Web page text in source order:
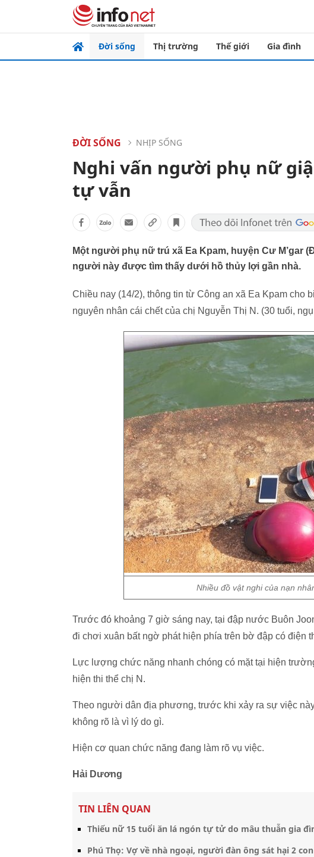
Đời sống Thị trường Thế giới Gia đình
ĐỜI SỐNG NHỊP SỐNG
Nghi vấn người phụ nữ
tự vẫn
Một người phụ nữ trú xã Ea Kpam, huyện Cư M’gar
người này được tìm thấy dưới hồ thủy lợi gần nhà.
Chiều nay (14/2), thông tin từ Công an xã Ea Kpam cho
nguyên nhân cái chết của chị Nguyễn Thị N. (30 tuổi,
Nhiều đồ vật nghi của nạn
Trước đó khoảng 7 giờ sáng nay, tại đập nước Buôn
đi chơi xuân bất ngờ phát hiện phía trên bờ đập có điện
Lực lượng chức năng nhanh chóng có mặt tại hiện
hiện thi thể chị N.
Theo người dân địa phương, trước khi xảy ra sự việc
không rõ là vì lý do gì.
Hiện cơ quan chức năng đang làm rõ vụ việc.
Hải Dương
TIN LIÊN QUAN
Thiếu nữ 15 tuổi ăn lá ngón tự tử do mâu thuẫn gia
Phú Thọ: Vợ về nhà ngoại, người đàn ông sát hại 2